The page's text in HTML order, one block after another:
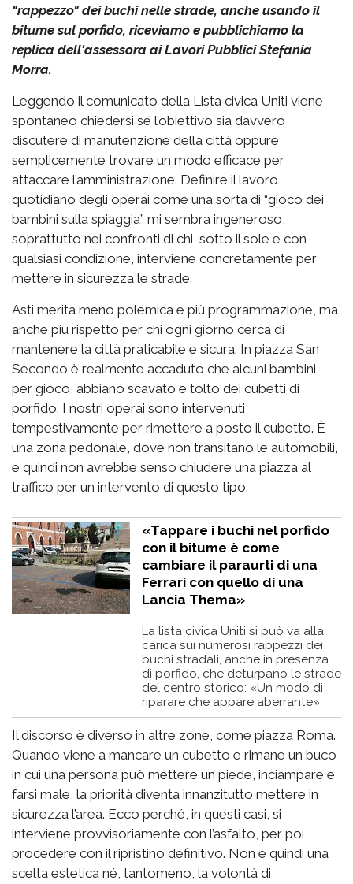
"rappezzo" dei buchi nelle strade, anche usando il
bitume sul porfido, riceviamo e pubblichiamo la
replica dell'assessora ai Lavori Pubblici Stefania
Morra.
Leggendo il comunicato della Lista civica Uniti viene
spontaneo chiedersi se l’obiettivo sia davvero
discutere di manutenzione della città oppure
semplicemente trovare un modo efficace per
attaccare l’amministrazione. Definire il lavoro
quotidiano degli operai come una sorta di “gioco dei
bambini sulla spiaggia” mi sembra ingeneroso,
soprattutto nei confronti di chi, sotto il sole e con
qualsiasi condizione, interviene concretamente per
mettere in sicurezza le strade.
Asti merita meno polemica e più programmazione, ma
anche più rispetto per chi ogni giorno cerca di
mantenere la città praticabile e sicura. In piazza San
Secondo è realmente accaduto che alcuni bambini,
per gioco, abbiano scavato e tolto dei cubetti di
porfido. I nostri operai sono intervenuti
tempestivamente per rimettere a posto il cubetto. È
una zona pedonale, dove non transitano le automobili,
e quindi non avrebbe senso chiudere una piazza al
traffico per un intervento di questo tipo.
«Tappare i buchi nel porfido
con il bitume è come
cambiare il paraurti di una
Ferrari con quello di una
Lancia Thema»
La lista civica Uniti si può va alla
carica sui numerosi rappezzi dei
buchi stradali, anche in presenza
di porfido, che deturpano le strade
del centro storico: «Un modo di
riparare che appare aberrante»
Il discorso è diverso in altre zone, come piazza Roma.
Quando viene a mancare un cubetto e rimane un buco
in cui una persona può mettere un piede, inciampare e
farsi male, la priorità diventa innanzitutto mettere in
sicurezza l’area. Ecco perché, in questi casi, si
interviene provvisoriamente con l’asfalto, per poi
procedere con il ripristino definitivo. Non è quindi una
scelta estetica né, tantomeno, la volontà di